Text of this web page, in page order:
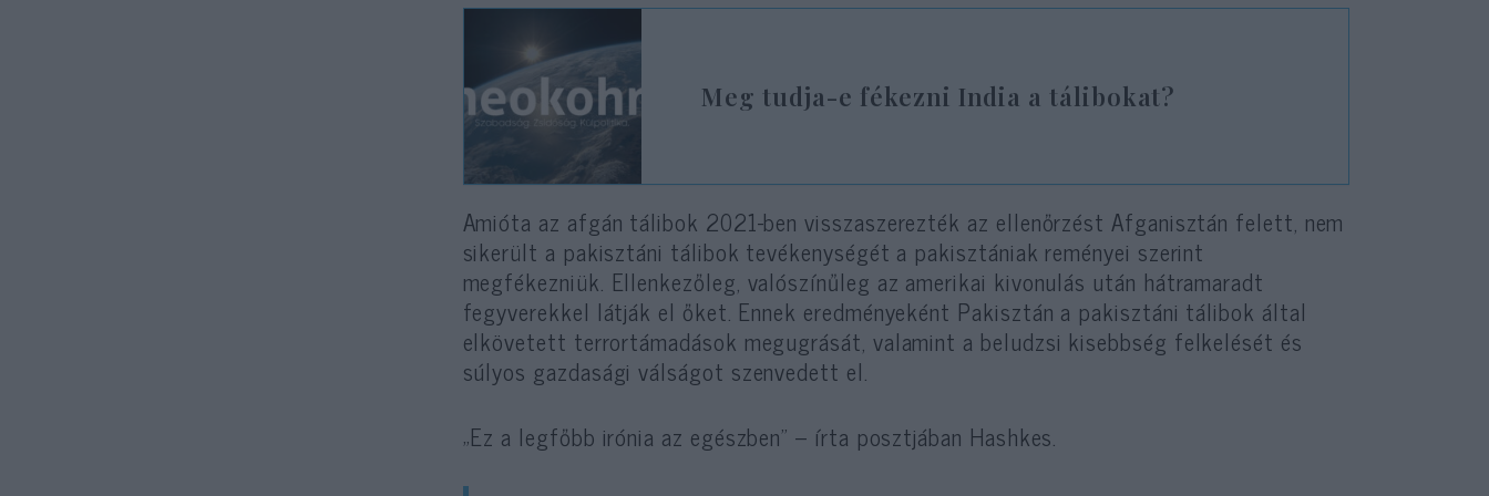
Meg tudja-e fékezni India a tálibokat?
Amióta az afgán tálibok 2021-ben visszaszerezték az ellenőrzést Afganisztán felett, nem
sikerült a pakisztáni tálibok tevékenységét a pakisztániak reményei szerint
megfékezniük. Ellenkezőleg, valószínűleg az amerikai kivonulás után hátramaradt
fegyverekkel látják el őket. Ennek eredményeként Pakisztán a pakisztáni tálibok által
elkövetett terrortámadások megugrását, valamint a beludzsi kisebbség felkelését és
súlyos gazdasági válságot szenvedett el.
„Ez a legfőbb irónia az egészben” – írta posztjában Hashkes.